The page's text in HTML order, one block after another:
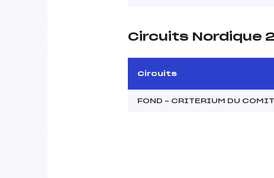
Circuits Nordique
Circuits
FOND – CRITERIUM DU